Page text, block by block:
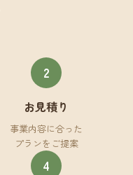
2
お見積り
事業内容に合った
プランをご提案
4